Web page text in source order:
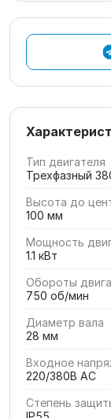
Тип двигателя
Трехфазный
Высота до
100 мм
Мощность
1.1 кВт
Обороты
750 об/мин
Диаметр вала
28 мм
Входное
220/380В AC
Степень